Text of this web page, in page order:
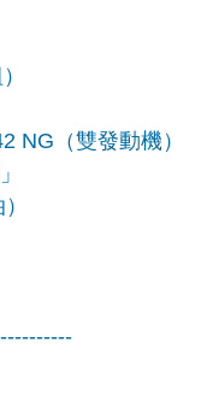
NG（雙發動機）